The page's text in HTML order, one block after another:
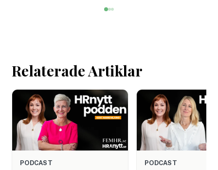
Relaterade Artiklar
PODCAST PODCAST